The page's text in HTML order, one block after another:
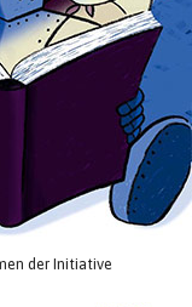
der Initiative